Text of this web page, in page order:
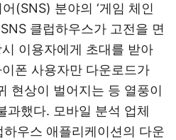
(SNS) 분야의 ‘게임 체인
클럽하우스가 고전을 면
이용자에게 초대를 받아
폰 사용자만 다운로드가
현상이 벌어지는 등 열풍이
과했다. 모바일 분석 업체
우스 애플리케이션의 다운